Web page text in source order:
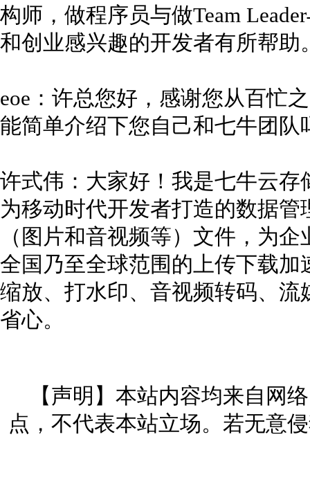
构师，做程序员与做Team
和创业感兴趣的开发者有所帮助
eoe：许总您好，感谢您从百忙
能简单介绍下您自己和七牛团队
许式伟：大家好！我是七牛云
为移动时代开发者打造的数据
（图片和音视频等）文件，为
全国乃至全球范围的上传下载
缩放、打水印、音视频转码、
省心。
【声明】本站内容均来自网
点，不代表本站立场。若无意